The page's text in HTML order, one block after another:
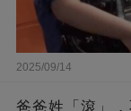
2025/09/14
爸爸姓「滾」